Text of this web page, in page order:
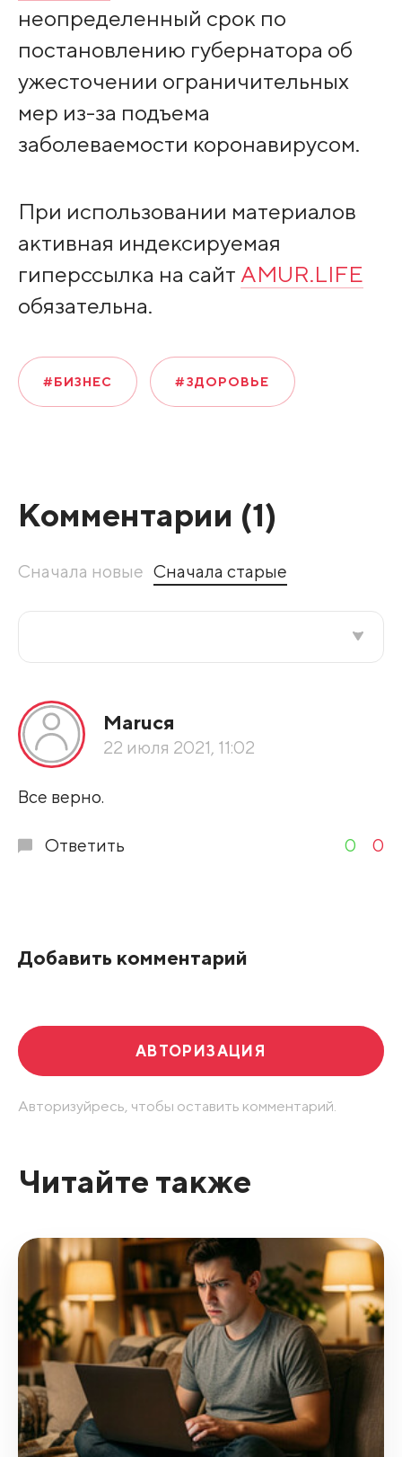
неопределенный срок по
постановлению губернатора об
ужесточении ограничительных
мер из-за подъема
заболеваемости коронавирусом.
При использовании материалов
активная индексируемая
гиперссылка на сайт AMUR.LIFE
обязательна.
#БИЗНЕС #ЗДОРОВЬЕ
Комментарии (1)
Сначала новые Сначала старые
По рейтингу
Маruся
22 июля 2021, 11:02
Все верно.
Ответить 0 0
Добавить комментарий
АВТОРИЗАЦИЯ
Авторизуйресь, чтобы оставить комментарий.
Читайте также